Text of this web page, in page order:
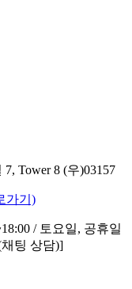
Tower 8 (우)03157
가기)
/ 토요일, 공휴일
채팅 상담)]